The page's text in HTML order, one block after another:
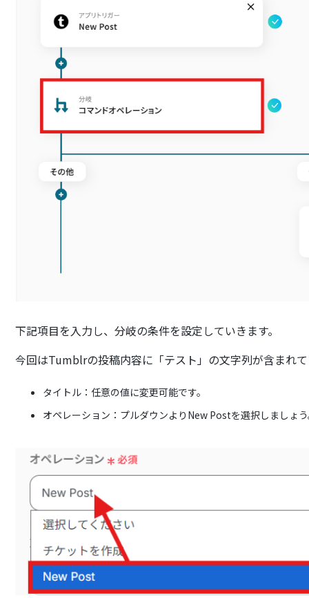
下記項目を入力し、分岐の条件を設定していきます。
今回はTumblrの投稿内容に「テスト」の文字列が含まれ
タイトル：任意の値に変更可能です。
オペレーション：プルダウンよりNew Postを選択しましょ